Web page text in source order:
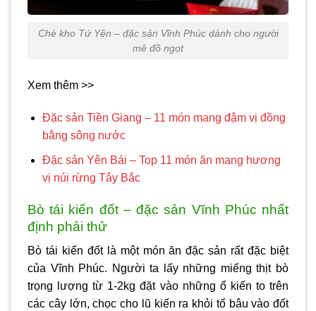
Chè kho Tứ Yên – đặc sản Vĩnh Phúc dành cho người
mê đồ ngọt
Xem thêm >>
Đặc sản Tiền Giang – 11 món mang đậm vị đồng
bằng sông nước
Đặc sản Yên Bái – Top 11 món ăn mang hương
vị núi rừng Tây Bắc
Bò tái kiến đốt – đặc sản Vĩnh Phúc nhất
định phải thử
Bò tái kiến đốt là một món ăn đặc sản rất đặc biệt
của Vĩnh Phúc. Người ta lấy những miếng thịt bò
trọng lượng từ 1-2kg đặt vào những ổ kiến to trên
các cây lớn, chọc cho lũ kiến ra khỏi tổ bâu vào đốt